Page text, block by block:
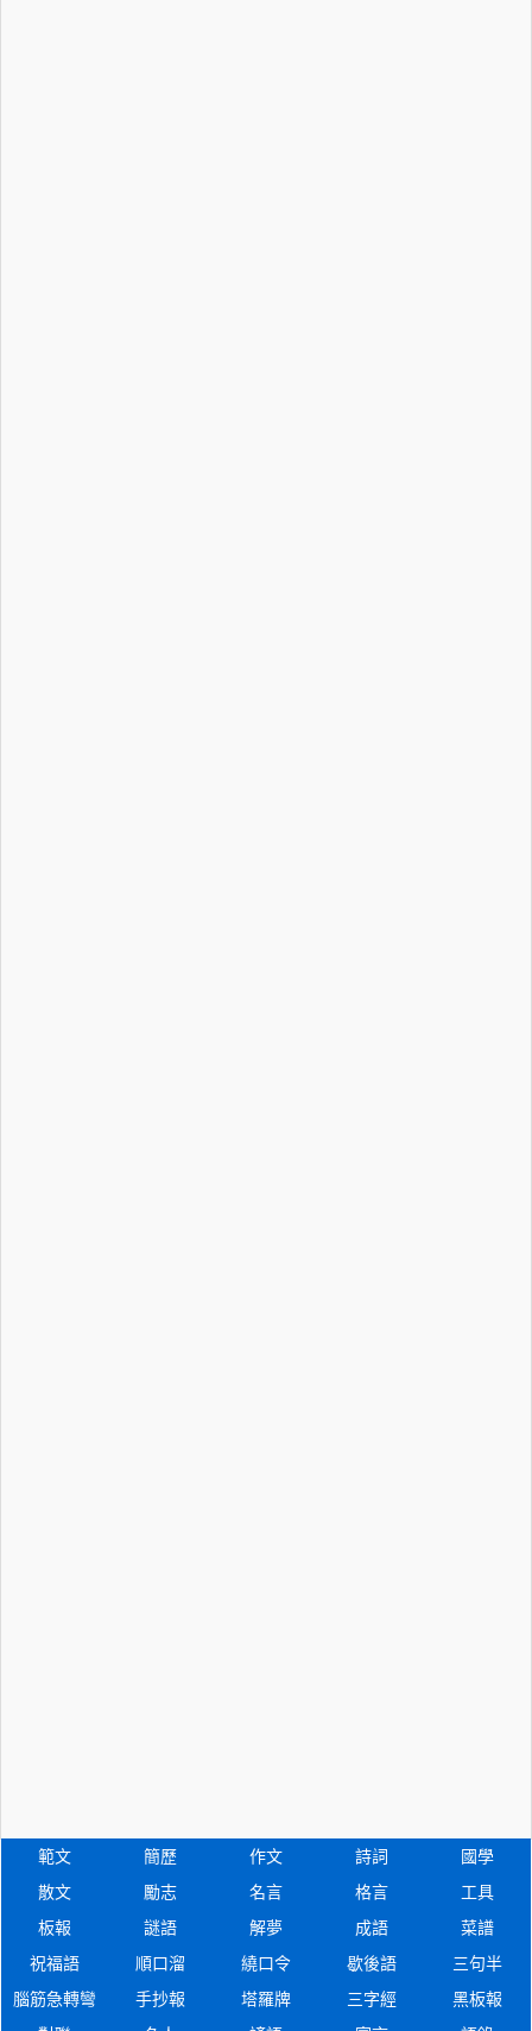
範文 簡歷 作文 詩詞
國學
散文
勵志 名言 格言
工具
板報
謎語 解夢 成語
菜譜
祝福語
順口溜 繞口令 歇後語
三句半
腦筋急轉彎
手抄報 塔羅牌 三字經
黑板報